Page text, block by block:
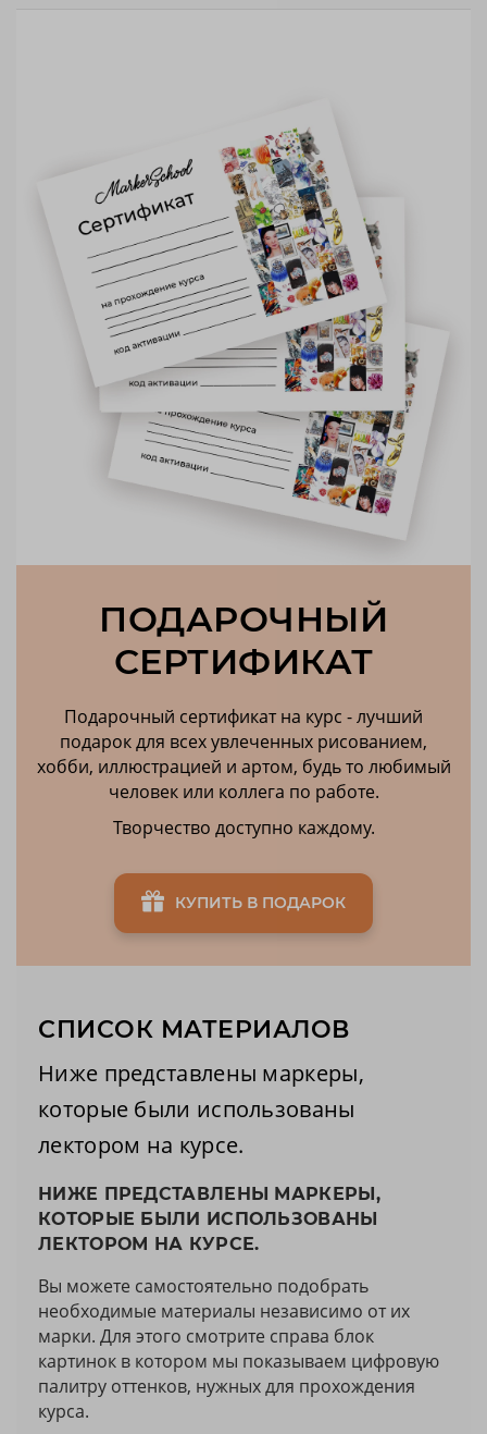
ПОДАРОЧНЫЙ
СЕРТИФИКАТ
Подарочный сертификат на курс - лучший
подарок для всех увлеченных рисованием,
хобби, иллюстрацией и артом, будь то любимый
человек или коллега по работе.
Творчество доступно каждому.
КУПИТЬ В ПОДАРОК
СПИСОК МАТЕРИАЛОВ
Ниже представлены маркеры,
которые были использованы
лектором на курсе.
НИЖЕ ПРЕДСТАВЛЕНЫ МАРКЕРЫ,
КОТОРЫЕ БЫЛИ ИСПОЛЬЗОВАНЫ
ЛЕКТОРОМ НА КУРСЕ.
Вы можете самостоятельно подобрать
необходимые материалы независимо от их
марки. Для этого смотрите справа блок
картинок в котором мы показываем цифровую
палитру оттенков, нужных для прохождения
курса.